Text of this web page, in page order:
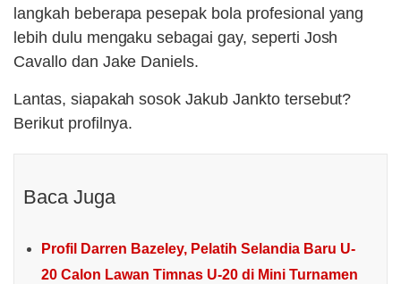
langkah beberapa pesepak bola profesional yang
lebih dulu mengaku sebagai gay, seperti Josh
Cavallo dan Jake Daniels.
Lantas, siapakah sosok Jakub Jankto tersebut?
Berikut profilnya.
Baca Juga
Profil Darren Bazeley, Pelatih Selandia Baru U-
20 Calon Lawan Timnas U-20 di Mini Turnamen